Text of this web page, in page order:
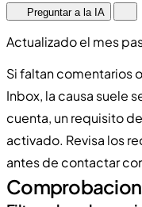
Preguntar a la IA
Actualizado el mes
Si faltan comentarios
Inbox, la causa suele
cuenta, un requisito
activado. Revisa los
antes de contactar